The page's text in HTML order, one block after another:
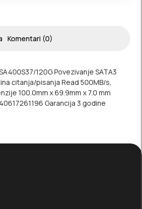
Komentari (0)
120G Povezivanje SATA3
citanja/pisanja Read 500MB/s,
100.0mm x 69.9mm x 7.0 mm
Garancija 3 godine